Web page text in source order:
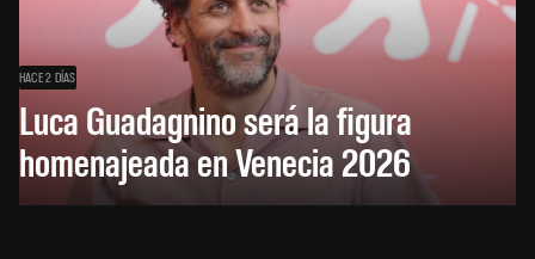
HACE 2 DÍAS
Luca Guadagnino será la figura
homenajeada en Venecia 2026